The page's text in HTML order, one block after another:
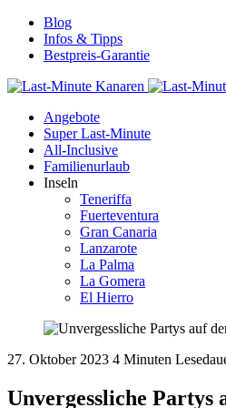
Blog
Infos & Tipps
Bestpreis-Garantie
Angebote
Super Last-Minute
All-Inclusive
Familienurlaub
Inseln
Teneriffa
Fuerteventura
Gran Canaria
Lanzarote
La Palma
La Gomera
El Hierro
27. Oktober 2023 4 Minuten
Unvergessliche Partys